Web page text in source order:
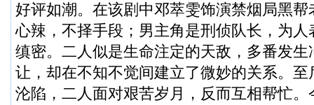
好评如潮。在该剧中邓萃雯饰演禁烟局黑
心辣，不择手段；男主角是刑侦队长，为
缜密。二人似是生命注定的天敌，多番发
让，却在不知不觉间建立了微妙的关系。
沦陷，二人面对艰苦岁月，反而互相帮忙